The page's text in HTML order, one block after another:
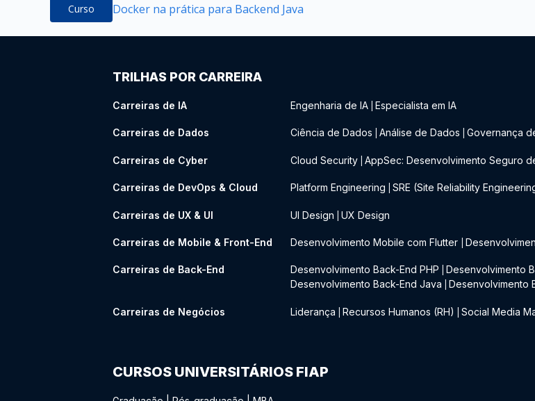
Curso Docker na prática para Backend Java
TRILHAS POR CARREIRA
Carreiras de IA Engenharia de IA Especialista em IA
Carreiras de Dados Ciência de Dados Análise de Dados Governança
Carreiras de Cyber Cloud Security AppSec: Desenvolvimento Seguro
Carreiras de DevOps & Cloud Platform Engineering SRE (Site Reliability
Carreiras de UX & UI UI Design UX Design
Carreiras de Mobile & Front-End Desenvolvimento Mobile com Flutter
Carreiras de Back-End Desenvolvimento Back-End PHP Desenvolvimento
Desenvolvimento Back-End Java Desenvolvimento
Carreiras de Negócios Liderança Recursos Humanos (RH) Social Media
CURSOS UNIVERSITÁRIOS FIAP